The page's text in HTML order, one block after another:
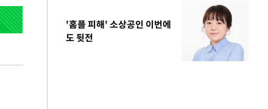
'홈플 피해' 소상공인 이번에
도 뒷전